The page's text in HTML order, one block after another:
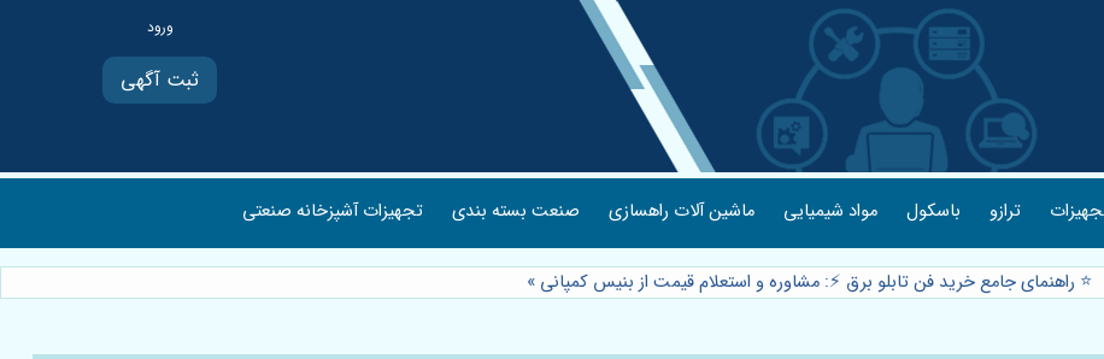
ثبت آگهی
ترازو باسکول مواد شیمیایی ماشین آلات راهسازی صنعت بسته بندی تجهیزات آشپزخانه صنعتی
⭐️ راهنمای جامع خرید فن تابلو برق ⚡️: مشاوره و استعلام قیمت از بنیس کمپانی »